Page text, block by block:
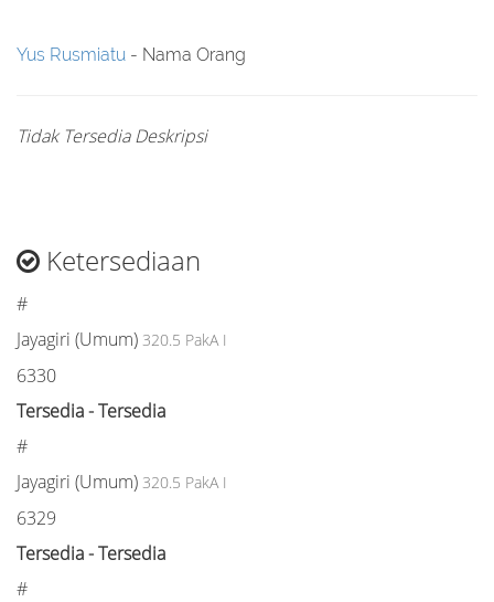
Yus Rusmiatu - Nama Orang
Tidak Tersedia Deskripsi
Ketersediaan
#
Jayagiri (Umum) 320.5 PakA I
6330
Tersedia - Tersedia
#
Jayagiri (Umum) 320.5 PakA I
6329
Tersedia - Tersedia
#